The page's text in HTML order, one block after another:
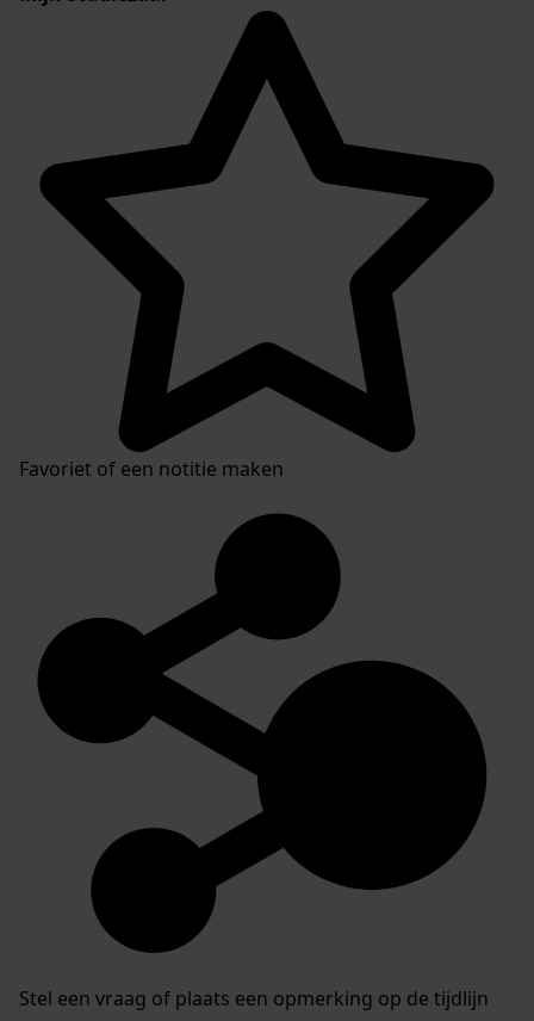
Favoriet of een notitie maken
Stel een vraag of plaats een opmerking op de tijdlijn